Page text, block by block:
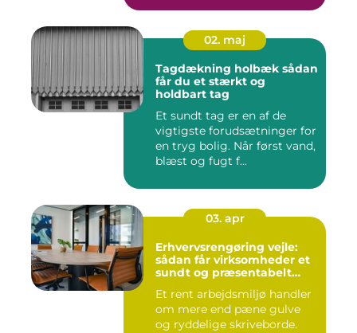
02. maj
Tagdækning holbæk sådan
får du et stærkt og
holdbart tag
Et sundt tag er en af de
vigtigste forudsætninger for
en tryg bolig. Når først vand,
blæst og fugt f...
03. apr
Erhvervsrengøring vejle:
sådan får virksomheder et
sundt og præsentabelt
Et rent arbejdsmiljø handler
om mere end pæne gulve
og ryddelige skriveborde.